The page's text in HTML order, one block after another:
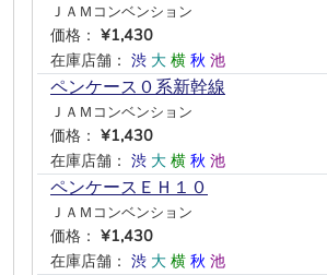
ＪＡＭコンベンション
価格： ¥1,430
在庫店舗： 渋 大 横 秋 池
ペンケース０系新幹線
ＪＡＭコンベンション
価格： ¥1,430
在庫店舗： 渋 大 横 秋 池
ペンケースＥＨ１０
ＪＡＭコンベンション
価格： ¥1,430
在庫店舗： 渋 大 横 秋 池